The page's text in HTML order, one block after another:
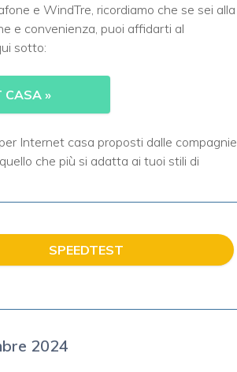
e WindTre, ricordiamo che se sei alla
e convenienza, puoi affidarti al
sotto:
CASA »
Internet casa proposti dalle compagnie
che più si adatta ai tuoi stili di
SPEEDTEST
2024